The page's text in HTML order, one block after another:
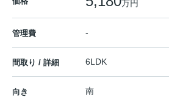
万円
管理費 -
間取り / 詳細 6LDK
向き 南